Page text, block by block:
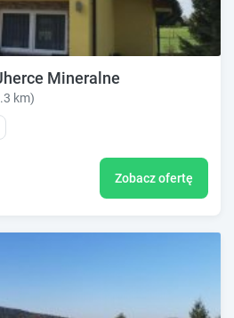
Mineralne
km)
Zobacz ofertę